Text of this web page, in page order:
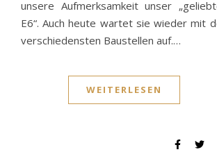
unsere Aufmerksamkeit unser
E6“. Auch heute wartet sie wieder mit
verschiedensten Baustellen auf.…
WEITERLESEN